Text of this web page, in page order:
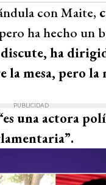
con Maite,
ha hecho un
ha
la mesa, pero
PUBLICIDAD
una actora